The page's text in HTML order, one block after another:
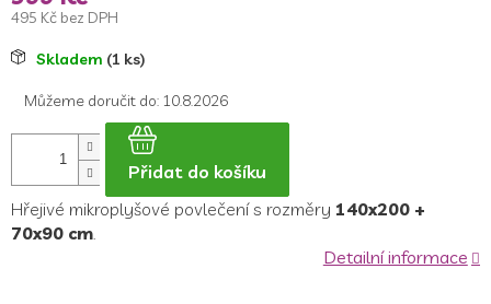
495 Kč bez DPH
MěrnáSkladem (1 ks)
Můžeme doručit do: 10.8.2026
Přidat do košíku
Hřejivé mikroplyšové povlečení s rozměry 140x200 +
70x90 cm
Detailní informace